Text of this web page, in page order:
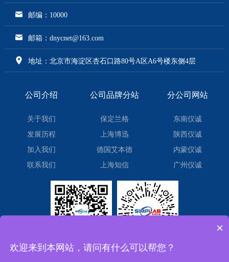
邮编：10000
邮箱：dnycnet@163.com
地址：北京市海淀区杏石口路80号A区A6号楼东侧4层
公司介绍
关于我们
发展历程
加入我们
联系我们
公司品牌分站
保定兰格
上海博迅
德国艾本德
上海知信
分公司网站
东南仪诚
陕西仪诚
内蒙仪诚
广州仪诚
微信订阅号 微信小程序
×
欢迎来到本网站，请问有什么可以帮您？